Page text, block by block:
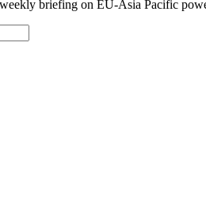
briefing on EU-Asia Pacific